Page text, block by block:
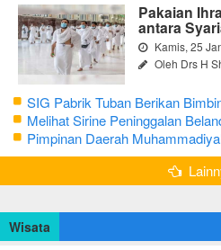
Pakaian
antara
Kamis, 25
Oleh Drs H
SIG Pabrik Tuban Berikan
CJH Kabupaten Tuban
Melihat Sirine Peninggalan
Pendopo Bupati Blora
Pimpinan Daerah
Salat Iduladha 9 Juli 2022
Wisata